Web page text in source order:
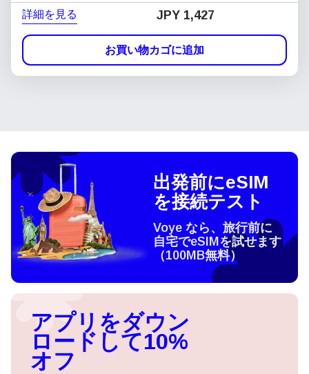
詳細を見る JPY 1,427
お買い物カゴに追加
出発前にeSIM
を接続テスト
Voye なら、旅行前に
自宅でeSIMを試せます
（100MB無料）
アプリをダウン
ロードして10%
オフ